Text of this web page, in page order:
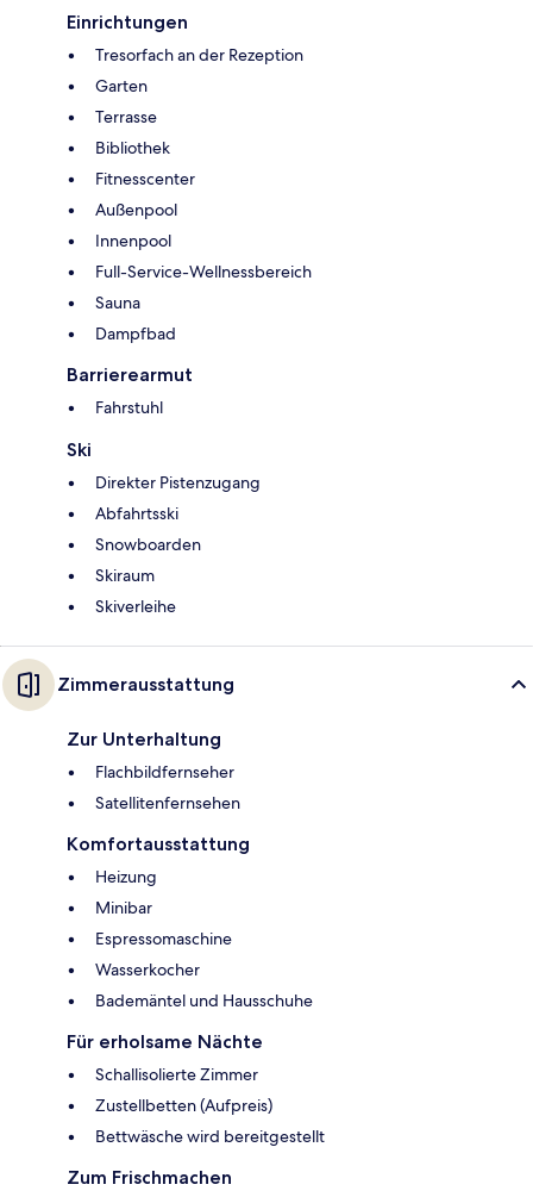
Einrichtungen
Tresorfach an der Rezeption
Garten
Terrasse
Bibliothek
Fitnesscenter
Außenpool
Innenpool
Full-Service-Wellnessbereich
Sauna
Dampfbad
Barrierearmut
Fahrstuhl
Ski
Direkter Pistenzugang
Abfahrtsski
Snowboarden
Skiraum
Skiverleihe
Zimmerausstattung
Zur Unterhaltung
Flachbildfernseher
Satellitenfernsehen
Komfortausstattung
Heizung
Minibar
Espressomaschine
Wasserkocher
Bademäntel und Hausschuhe
Für erholsame Nächte
Schallisolierte Zimmer
Zustellbetten (Aufpreis)
Bettwäsche wird bereitgestellt
Zum Frischmachen